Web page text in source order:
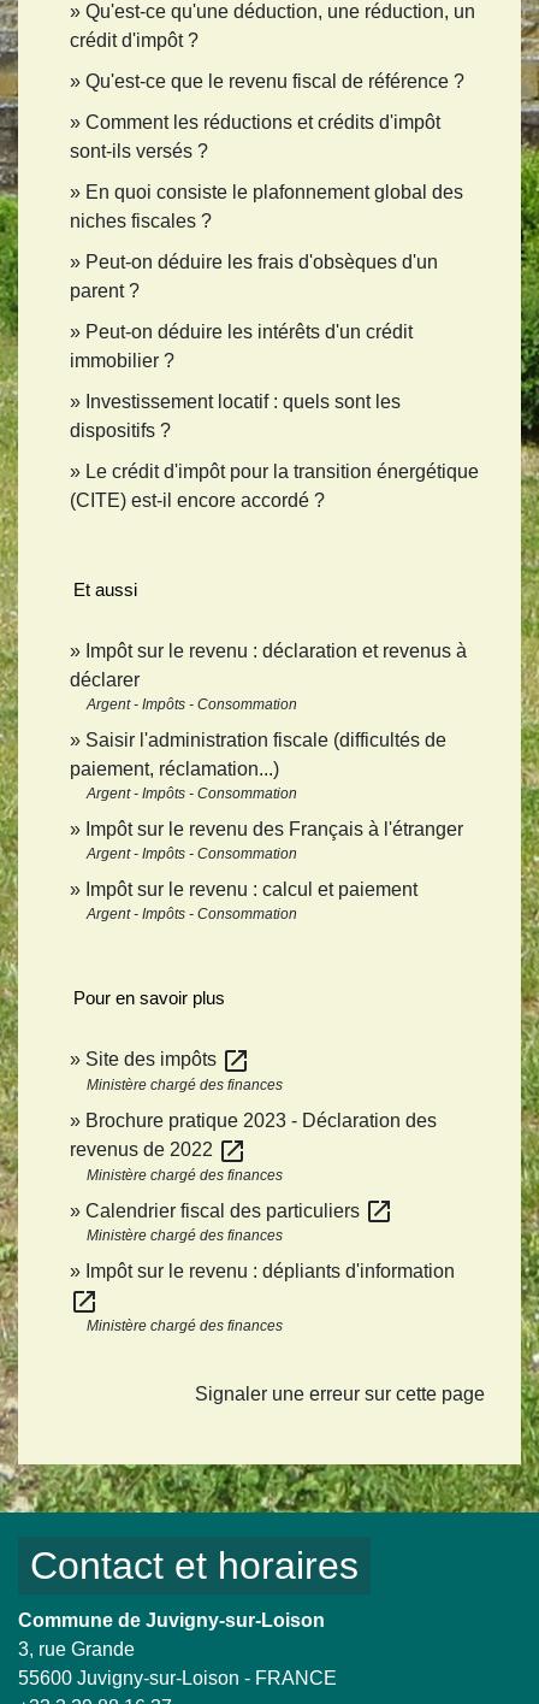
Qu'est-ce qu'une déduction, une réduction, un
crédit d'impôt ?
Qu'est-ce que le revenu fiscal de référence ?
Comment les réductions et crédits d'impôt
sont-ils versés ?
En quoi consiste le plafonnement global des
niches fiscales ?
Peut-on déduire les frais d'obsèques d'un
parent ?
Peut-on déduire les intérêts d'un crédit
immobilier ?
Investissement locatif : quels sont les
dispositifs ?
Le crédit d'impôt pour la transition énergétique
(CITE) est-il encore accordé ?
Et aussi
Impôt sur le revenu : déclaration et revenus à
déclarer
Argent - Impôts - Consommation
Saisir l'administration fiscale (difficultés de
paiement, réclamation...)
Argent - Impôts - Consommation
Impôt sur le revenu des Français à l'étranger
Argent - Impôts - Consommation
Impôt sur le revenu : calcul et paiement
Argent - Impôts - Consommation
Pour en savoir plus
Site des impôts open_in_new
Ministère chargé des finances
Brochure pratique 2023 - Déclaration des
revenus de 2022 open_in_new
Ministère chargé des finances
Calendrier fiscal des particuliers open_in_new
Ministère chargé des finances
Impôt sur le revenu : dépliants d'information
open_in_new
Ministère chargé des finances
Signaler une erreur sur cette page
Contact et horaires
Commune de Juvigny-sur-Loison
3, rue Grande
55600 Juvigny-sur-Loison - FRANCE